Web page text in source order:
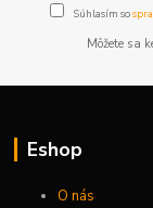
Súhlasím so
Môžete sa
Eshop
O nás